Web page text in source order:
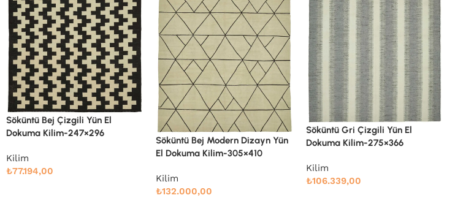
Söküntü Bej Çizgili Yün El
Dokuma Kilim-247×296
Kilim
₺77.194,00
Söküntü Bej Modern Dizayn Yün
El Dokuma Kilim-305×410
Kilim
₺132.000,00
Söküntü Gri Çizgili Yün El
Dokuma Kilim-275×366
Kilim
₺106.339,00